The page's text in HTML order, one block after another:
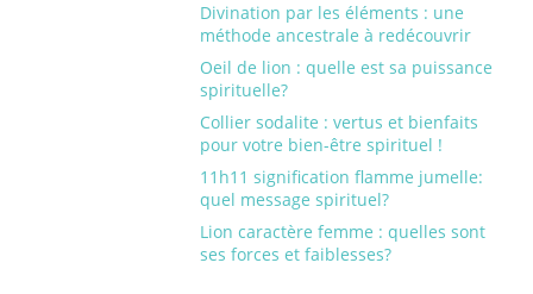
Divination par les éléments : une
méthode ancestrale à redécouvrir
Oeil de lion : quelle est sa puissance
spirituelle?
Collier sodalite : vertus et bienfaits
pour votre bien-être spirituel !
11h11 signification flamme jumelle:
quel message spirituel?
Lion caractère femme : quelles sont
ses forces et faiblesses?